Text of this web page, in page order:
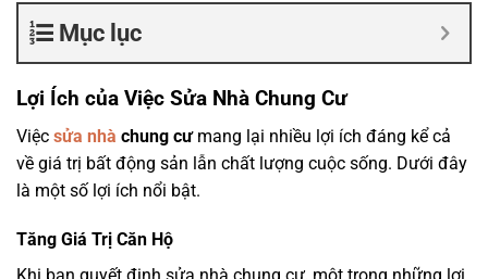
Mục lục
Lợi Ích của Việc Sửa Nhà Chung Cư
Việc sửa nhà chung cưmang lại nhiều lợi ích đáng kể cả
về giá trị bất động sản lẫn chất lượng cuộc sống. Dưới đây
là một số lợi ích nổi bật.
Tăng Giá Trị Căn Hộ